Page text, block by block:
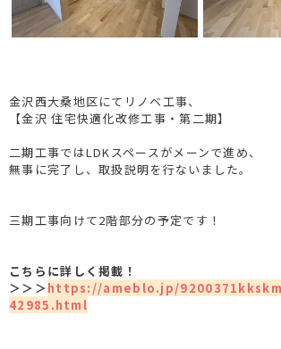
金沢西大桑地区にてリノベ工事、
【金沢 住宅快適化改修工事・第二期】
二期工事ではLDKスペースがメーンで進め、
無事に完了し、取扱説明を行ないました。
三期工事向けて2階部分の予定です！
こちらに詳しく掲載！
＞＞＞https://ameblo.jp/
42985.html